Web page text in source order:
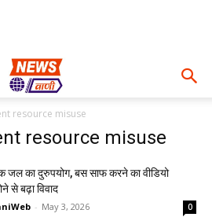
resource misuse
resource misuse
जल का दुरुपयोग, बस साफ करने का वीडियो
से बढ़ा विवाद
- May 3, 2026 0